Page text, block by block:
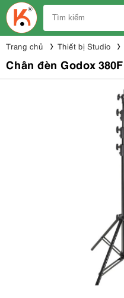
Trang chủ Thiết bị Studio
Chân đèn Godox 380F